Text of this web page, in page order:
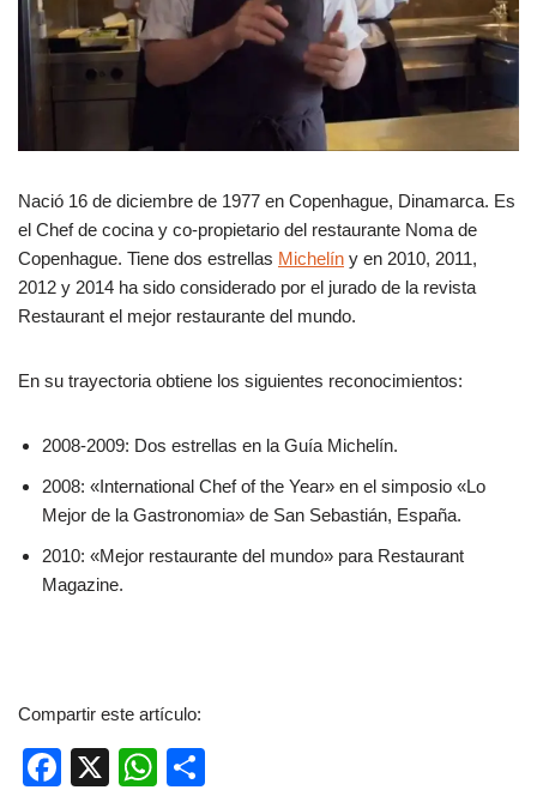
Nació 16 de diciembre de 1977 en Copenhague, Dinamarca. Es
el Chef de cocina y co-propietario del restaurante Noma de
Copenhague. Tiene dos estrellas Michelín y en 2010, 2011,
2012 y 2014 ha sido considerado por el jurado de la revista
Restaurant el mejor restaurante del mundo.
En su trayectoria obtiene los siguientes reconocimientos:
2008-2009: Dos estrellas en la Guía Michelín.
2008: «International Chef of the Year» en el simposio «Lo
Mejor de la Gastronomia» de San Sebastián, España.​​
2010: «Mejor restaurante del mundo» para Restaurant
Magazine.
Compartir este artículo:
F
X
W